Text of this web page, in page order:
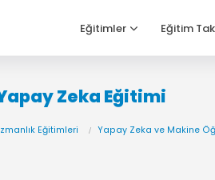
Eğitimler Eğitim
Zeka Eğitimi
Eğitimleri Yapay Zeka ve Makine